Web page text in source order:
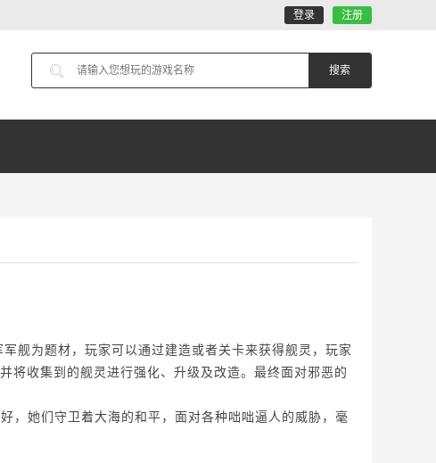
登录 注册
舰为题材，玩家可以通过建造或者关卡来获得舰灵，玩家
将收集到的舰灵进行强化、升级及改造。最终面对邪恶的
，她们守卫着大海的和平，面对各种咄咄逼人的威胁，毫